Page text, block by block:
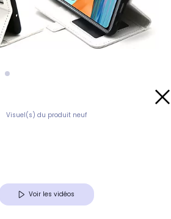
Visuel(s) du produit neuf
Voir les vidéos